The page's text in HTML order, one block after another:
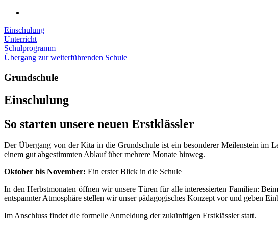
Einschulung
Unterricht
Schulprogramm
Übergang zur weiterführenden Schule
Grundschule
Einschulung
So starten unsere neuen Erstklässler
Der Übergang von der Kita in die Grundschule ist ein besonderer Meilenstein im
einem gut abgestimmten Ablauf über mehrere Monate hinweg.
Oktober bis November: Ein erster Blick in die Schule
In den Herbstmonaten öffnen wir unsere Türen für alle interessierten Familien:
entspannter Atmosphäre stellen wir unser pädagogisches Konzept vor und geben
Im Anschluss findet die formelle Anmeldung der zukünftigen Erstklässler statt.